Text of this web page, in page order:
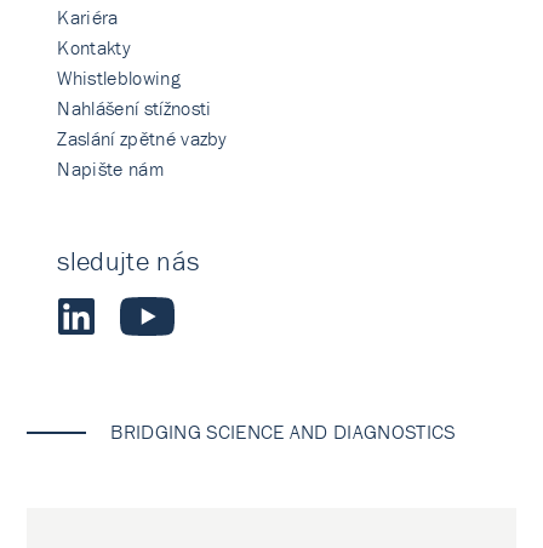
Kariéra
Kontakty
Whistleblowing
Nahlášení stížnosti
Zaslání zpětné vazby
Napište nám
sledujte nás
BRIDGING SCIENCE AND DIAGNOSTICS